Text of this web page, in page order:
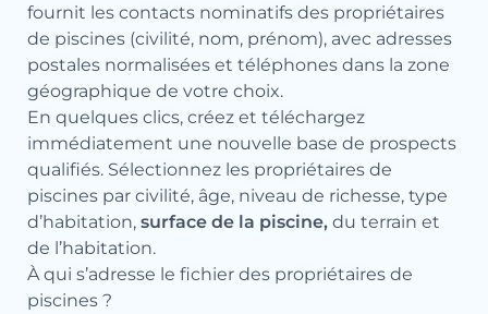
fournit les contacts nominatifs des propriétaires
de piscines (civilité, nom, prénom), avec adresses
postales normalisées et téléphones dans la zone
géographique de votre choix.
En quelques clics, créez et téléchargez
immédiatement une nouvelle base de prospects
qualifiés. Sélectionnez les propriétaires de
piscines par civilité, âge, niveau de richesse, type
d’habitation, surface de la piscine, du terrain et
de l’habitation.
À qui s’adresse le fichier des propriétaires de
piscines ?